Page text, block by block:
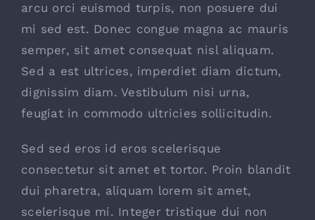
arcu orci euismod turpis, non posuere dui
mi sed est. Donec congue magna ac mauris
semper, sit amet consequat nisl aliquam.
Sed a est ultrices, imperdiet diam dictum,
dignissim diam. Vestibulum nisi urna,
feugiat in commodo ultricies sollicitudin.
Sed sed eros id eros scelerisque
consectetur sit amet et tortor. Proin blandit
dui pharetra, aliquam lorem sit amet,
scelerisque mi. Integer tristique dui non